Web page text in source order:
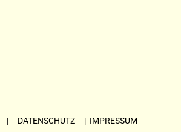
| DATENSCHUTZ | IMPRESSUM